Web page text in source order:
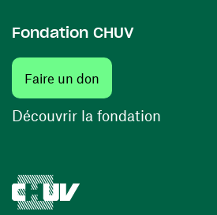
Fondation CHUV
Faire un don
Découvrir la fondation